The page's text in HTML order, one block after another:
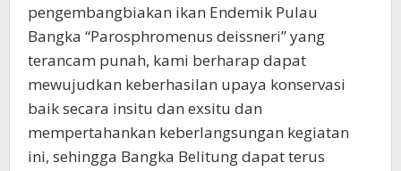
pengembangbiakan ikan Endemik Pulau
Bangka “Parosphromenus deissneri” yang
terancam punah, kami berharap dapat
mewujudkan keberhasilan upaya konservasi
baik secara insitu dan exsitu dan
mempertahankan keberlangsungan kegiatan
ini, sehingga Bangka Belitung dapat terus